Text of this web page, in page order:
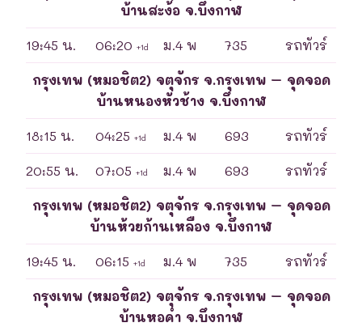
บ้านสะง้อ จ.บึงกาฬ
19:45 น. 06:20 +1d ม.4 พ 735 รถทัวร์
กรุงเทพ (หมอชิต2) จตุจักร จ.กรุงเทพ – จุดจอด
บ้านหนองหัวช้าง จ.บึงกาฬ
18:15 น. 04:25 +1d ม.4 พ 693 รถทัวร์
20:55 น. 07:05 +1d ม.4 พ 693 รถทัวร์
กรุงเทพ (หมอชิต2) จตุจักร จ.กรุงเทพ – จุดจอด
บ้านห้วยก้านเหลือง จ.บึงกาฬ
19:45 น. 06:15 +1d ม.4 พ 735 รถทัวร์
กรุงเทพ (หมอชิต2) จตุจักร จ.กรุงเทพ – จุดจอด
บ้านหอคำ จ.บึงกาฬ